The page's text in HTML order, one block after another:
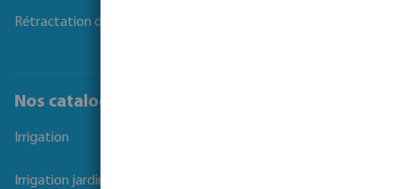
Rétractation du contrat
Nos catalogues
Irrigation
Irrigation jardins et parcs